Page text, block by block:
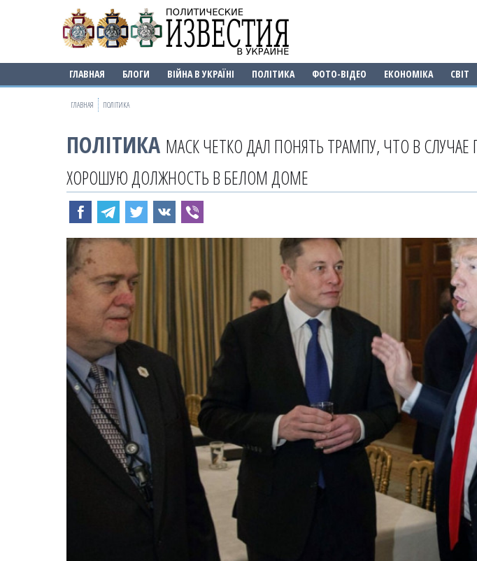
ГЛАВНАЯ БЛОГИ ВІЙНА В УКРАЇНІ ПОЛІТИКА ФОТО-ВІДЕО ЕКОНОМІКА СВІТ
ГЛАВНАЯ ПОЛІТИКА
ПОЛІТИКА МАСК ЧЕТКО ДАЛ ПОНЯТЬ ТРАМПУ, ЧТО В
ХОРОШУЮ ДОЛЖНОСТЬ В БЕЛОМ ДОМЕ